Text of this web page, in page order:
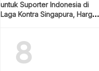
untuk Suporter Indonesia di
Laga Kontra Singapura, Harga
8